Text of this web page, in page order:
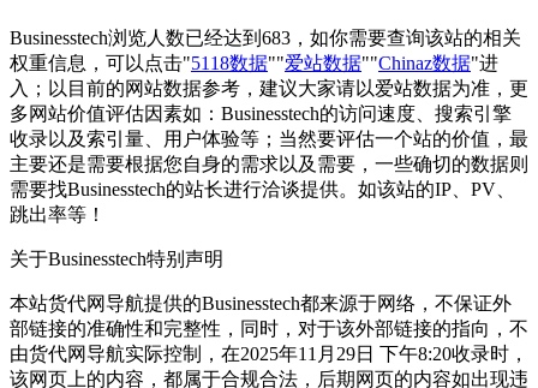
Businesstech浏览人数已经达到683，如你需要查询该站的相关
权重信息，可以点击"5118数据""爱站数据""Chinaz数据"进
入；以目前的网站数据参考，建议大家请以爱站数据为准，更
多网站价值评估因素如：Businesstech的访问速度、搜索引擎
收录以及索引量、用户体验等；当然要评估一个站的价值，最
主要还是需要根据您自身的需求以及需要，一些确切的数据则
需要找Businesstech的站长进行洽谈提供。如该站的IP、PV、
跳出率等！
关于Businesstech特别声明
本站货代网导航提供的Businesstech都来源于网络，不保证外
部链接的准确性和完整性，同时，对于该外部链接的指向，不
由货代网导航实际控制，在2025年11月29日 下午8:20收录时，
该网页上的内容，都属于合规合法，后期网页的内容如出现违